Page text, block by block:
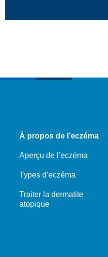
À propos de l’eczéma
Aperçu de l’eczéma
Types d’eczéma
Traiter la dermatite
atopique